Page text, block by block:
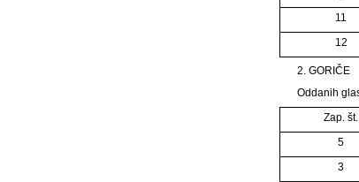
11
12
2. GORIČE
Oddanih
Zap. št.
5
3